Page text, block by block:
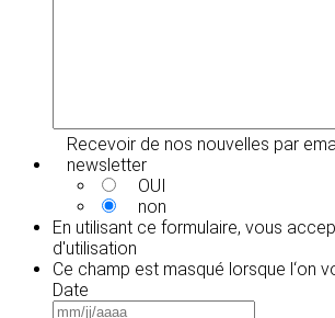
Recevoir de nos nouvelles par
newsletter
OUI
non
En utilisant ce formulaire, vous
d'utilisation
Ce champ est masqué lorsque l‘on
Date